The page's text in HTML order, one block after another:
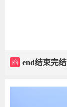
商 end结束完